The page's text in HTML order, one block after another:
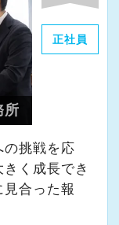
！＞
長していきた
アップした
をしたい
をカタチにし
る方
＞
したい
い
働きたい
を感じ、入
正社員
所
の挑戦を応
く成長でき
合った報